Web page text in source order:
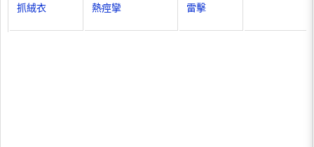
抓絨衣 熱痙攣 雷擊